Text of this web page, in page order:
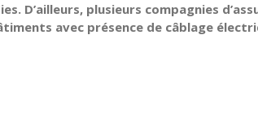
D’ailleurs, plusieurs compagnies
avec présence de câblage